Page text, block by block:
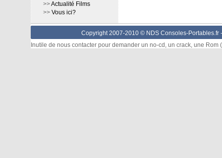
>>Actualité Films
>> Vous ici?
Copyright 2007-2010 © NDS Consoles-Portables.fr
Inutile de nous contacter pour demander un no-cd, un crack, une